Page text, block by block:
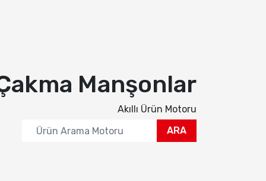
Manşonlar
Akıllı Ürün Motoru
ARA